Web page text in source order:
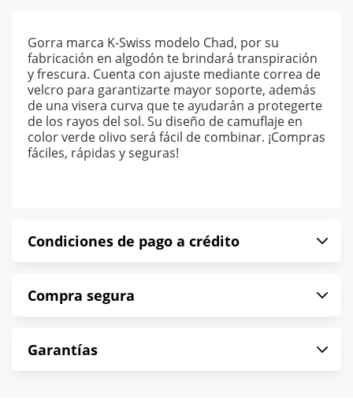
Gorra marca K-Swiss modelo Chad, por su
fabricación en algodón te brindará transpiración
y frescura. Cuenta con ajuste mediante correa de
velcro para garantizarte mayor soporte, además
de una visera curva que te ayudarán a protegerte
de los rayos del sol. Su diseño de camuflaje en
color verde olivo será fácil de combinar. ¡Compras
fáciles, rápidas y seguras!
Condiciones de pago a crédito
puntualmente. Al finalizar tu compra generas el
*Sujeto a aprobación de crédito conforme a
norma de Muebles América.
Compra segura
compra es segura de principio a fin.
Garantías